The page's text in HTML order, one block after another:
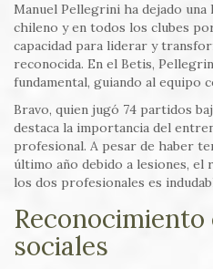
Manuel Pellegrini ha dejado
chileno y en todos los clubes
capacidad para liderar y
reconocida. En el Betis,
fundamental, guiando al equipo
Bravo, quien jugó 74 partidos
destaca la importancia del
profesional. A pesar de haber
último año debido a lesiones,
los dos profesionales es
Reconocimiento
sociales